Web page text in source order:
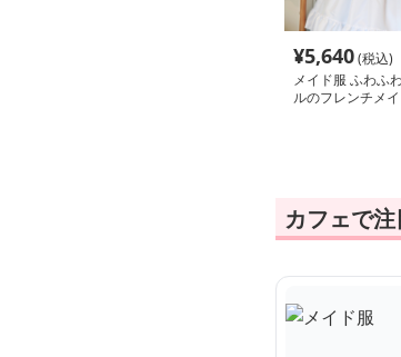
¥5,640(税込)
メイド服 ふわふ
ルのフレンチメ
カフェで